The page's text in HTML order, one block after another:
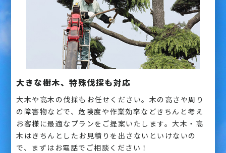
大きな樹木、特殊伐採も対応
大木や高木の伐採もお任せください。木の高さや周り
の障害物などで、危険度や作業効率などきちんと考え
お客様に最適なプランをご提案いたします。大木・高
木はきちんとしたお見積りを出さないといけないの
で、まずはお電話でご相談ください！